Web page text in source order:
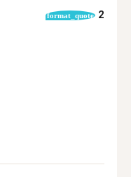
format_quote 2